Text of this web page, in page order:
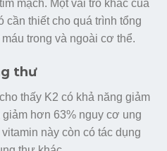
mạch. Một vai trò khác của
cần thiết cho quá trình tổng
trong và ngoài cơ thể.
thư
thấy K2 có khả năng giảm
hơn 63% nguy cơ ung
này còn có tác dụng